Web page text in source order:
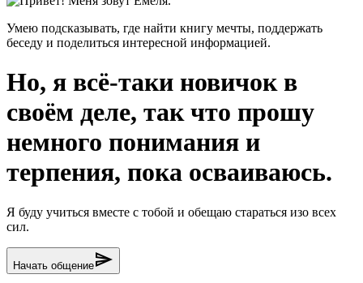
Умею подсказывать, где найти книгу мечты, поддержать
беседу и поделиться интересной информацией.
Но, я всё-таки новичок в
своём деле, так что прошу
немного понимания и
терпения, пока осваиваюсь.
Я буду учиться вместе с тобой и обещаю стараться изо всех
сил.
Начать общениеsend